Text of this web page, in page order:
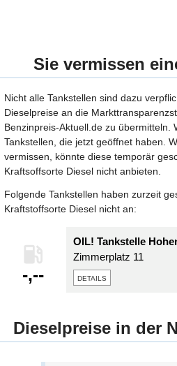
Sie vermissen
Nicht alle Tankstellen sind dazu
Dieselpreise an die
Benzinpreis-Aktuell.de zu übermitteln.
Tankstellen, die jetzt geöffnet haben.
vermissen, könnte diese temporär
Kraftsoffsorte Diesel nicht anbieten.
Folgende Tankstellen haben zurzeit
Kraftstoffsorte Diesel nicht an:
-,--
OIL! Tankstelle
Zimmerplatz 11
details
Dieselpreise in der